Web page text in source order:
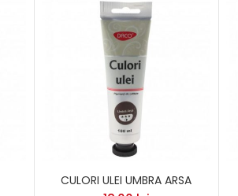
CULORI ULEI UMBRA ARSA